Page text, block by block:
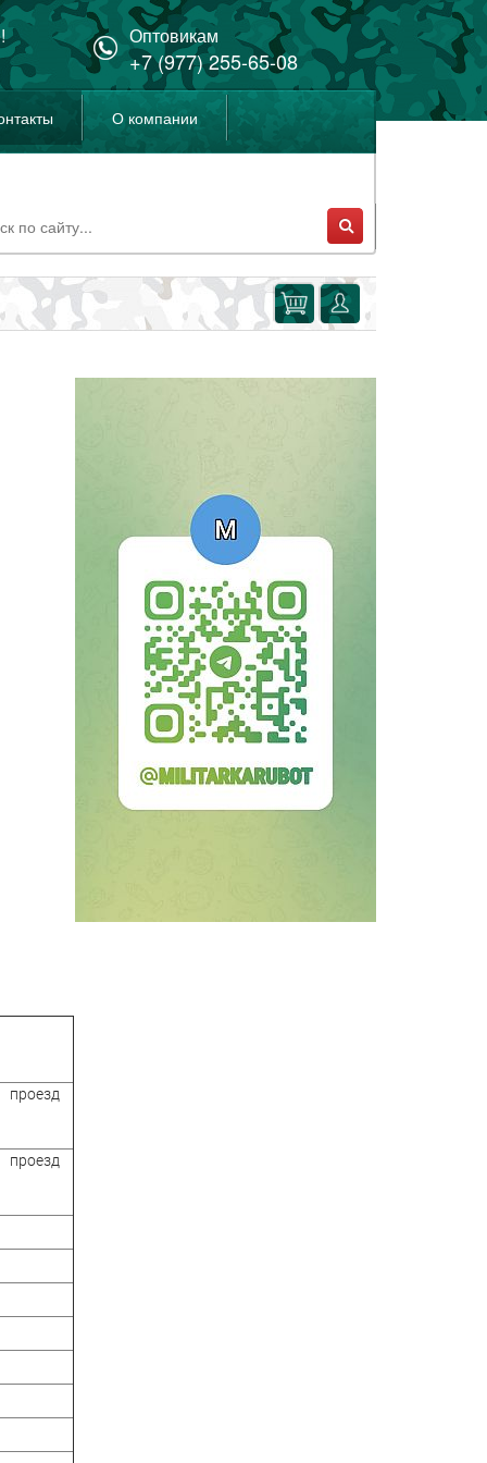
Оптовикам
+7 (977) 255-65-08
О компании
проезд
проезд